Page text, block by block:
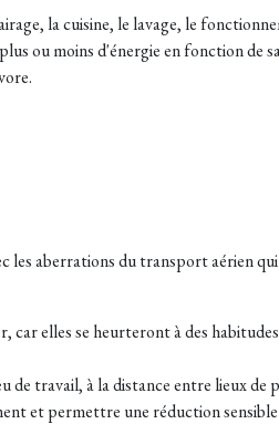
la cuisine, le lavage, le
ou moins d'énergie en fonction de
les aberrations du transport aérien
elles se heurteront à des
travail, à la distance entre lieux de
et permettre une réduction